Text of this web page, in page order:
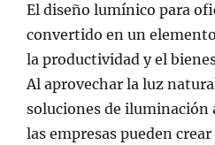
El diseño lumínico para
convertido en un
la productividad y el
Al aprovechar la luz
soluciones de
las empresas pueden